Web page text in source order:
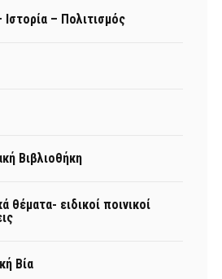
Ιστορία – Πολιτισμός
Βιβλιοθήκη
θέματα- ειδικοί ποινικοί
Βία